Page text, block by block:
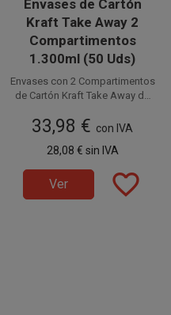
Envases de Cartón
Kraft Take Away 2
Compartimentos
1.300ml (50 Uds)
Envases con 2 Compartimentos
de Cartón Kraft Take Away de
base (2 huecos de 6,5 x 12 cm)
y capacidad de 1.300ml
mejor elección
para tu negocio.
paquetes de 50 unidades.
33,98 € con IVA
28,08 € sin IVA
Ver favorite_border